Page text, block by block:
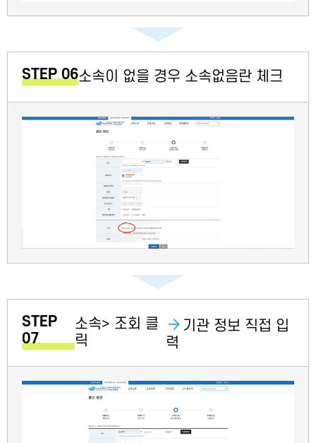
STEP 06소속이 없을 경우 소속없음란 체크
STEP
07
소속> 조회 클
릭
기관 정보 직접 입
력